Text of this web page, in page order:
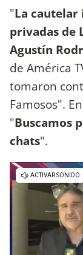
"La cautelar
privadas de
Agustín
de América
tomaron
Famosos".
"Buscamos
chats".